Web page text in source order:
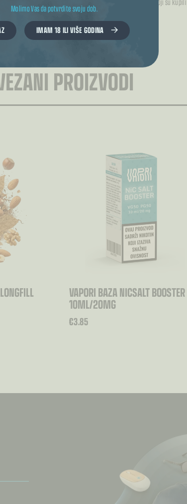
Molimo Vas da potvrdite svoju dob.
IMAM 18 ILI VIŠE GODINA
PROIZVODI
VAPORI BAZA NICSALT BOOSTER
10ML/20MG
€3.85